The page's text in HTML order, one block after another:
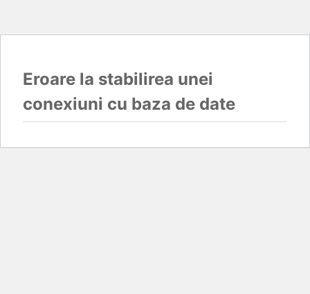
Eroare la stabilirea unei
conexiuni cu baza de date